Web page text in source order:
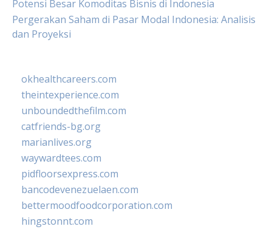
Potensi Besar Komoditas Bisnis di Indonesia
Pergerakan Saham di Pasar Modal Indonesia: Analisis
dan Proyeksi
okhealthcareers.com
theintexperience.com
unboundedthefilm.com
catfriends-bg.org
marianlives.org
waywardtees.com
pidfloorsexpress.com
bancodevenezuelaen.com
bettermoodfoodcorporation.com
hingstonnt.com